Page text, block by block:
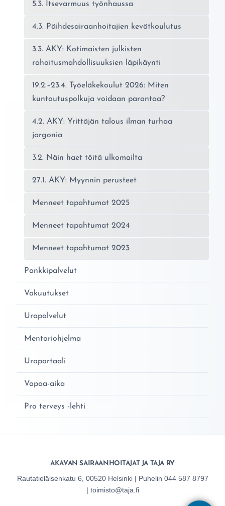
5.3. Itsevarmuus työnhaussa
4.3. Päihdesairaanhoitajien kevätkoulutus
3.3. AKY: Kotimaisten julkisten
rahoitusmahdollisuuksien läpikäynti
19.2.–23.4. Työeläkekoulut 2026: Miten
kuntoutuspolkuja voidaan parantaa?
4.2. AKY: Yrittäjän talous ilman turhaa
jargonia
3.2. Näin haet töitä ulkomailta
27.1. AKY: Myynnin perusteet
Menneet tapahtumat 2025
Menneet tapahtumat 2024
Menneet tapahtumat 2023
Pankkipalvelut
Vakuutukset
Urapalvelut
Mentoriohjelma
Uraportaali
Vapaa-aika
Pro terveys -lehti
AKAVAN SAIRAANHOITAJAT JA TAJA RY
Rautatieläisenkatu 6, 00520 Helsinki | Puhelin 044 587 8797
| toimisto@taja.fi